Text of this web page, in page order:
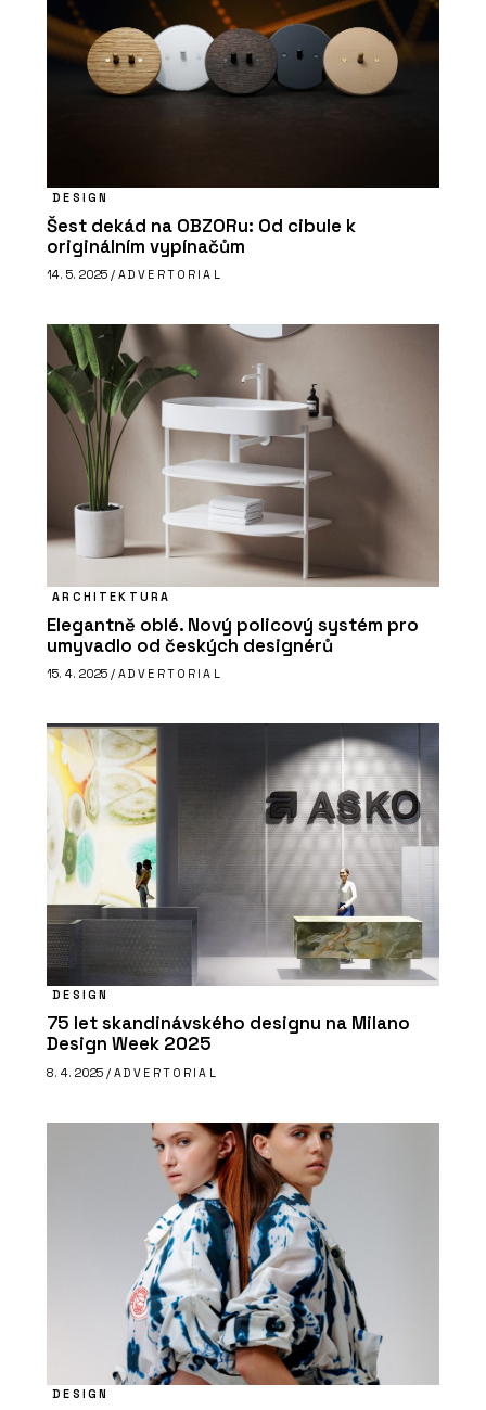
DESIGN
Šest dekád na OBZORu: Od cibule k
originálním vypínačům
14. 5. 2025 / ADVERTORIAL
ARCHITEKTURA
Elegantně oblé. Nový policový systém pro
umyvadlo od českých designérů
15. 4. 2025 / ADVERTORIAL
DESIGN
75 let skandinávského designu na Milano
Design Week 2025
8. 4. 2025 / ADVERTORIAL
DESIGN